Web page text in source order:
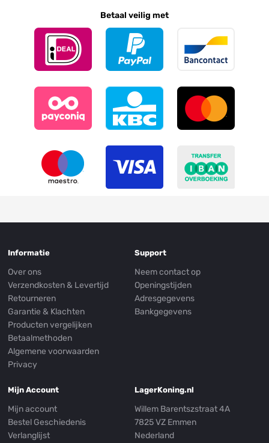
Betaal veilig met
Informatie
Over ons
Verzendkosten & Levertijd
Retourneren
Garantie & Klachten
Producten vergelijken
Betaalmethoden
Algemene voorwaarden
Privacy
Support
Neem contact op
Openingstijden
Adresgegevens
Bankgegevens
Mijn Account
Mijn account
Bestel Geschiedenis
Verlanglijst
LagerKoning.nl
Willem Barentszstraat 4A
7825 VZ Emmen
Nederland